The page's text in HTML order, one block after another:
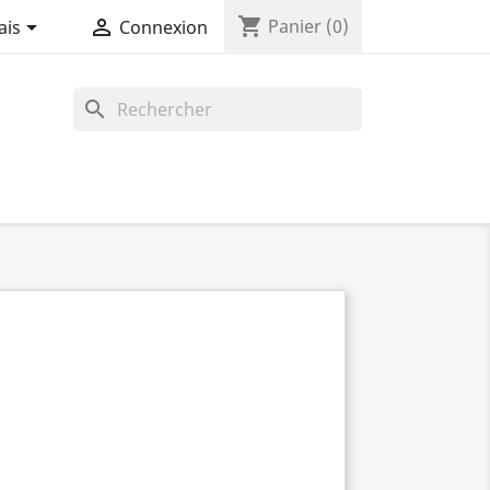
  Connexion shopping_cart Panier (0)
search